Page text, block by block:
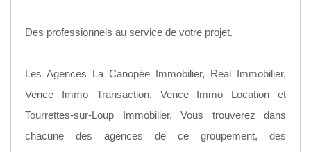
Des professionnels au service de votre projet.
Les Agences La Canopée Immobilier, Real Immobilier,
Vence Immo Transaction, Vence Immo Location et
Tourrettes-sur-Loup Immobilier. Vous trouverez dans
chacune des agences de ce groupement, des